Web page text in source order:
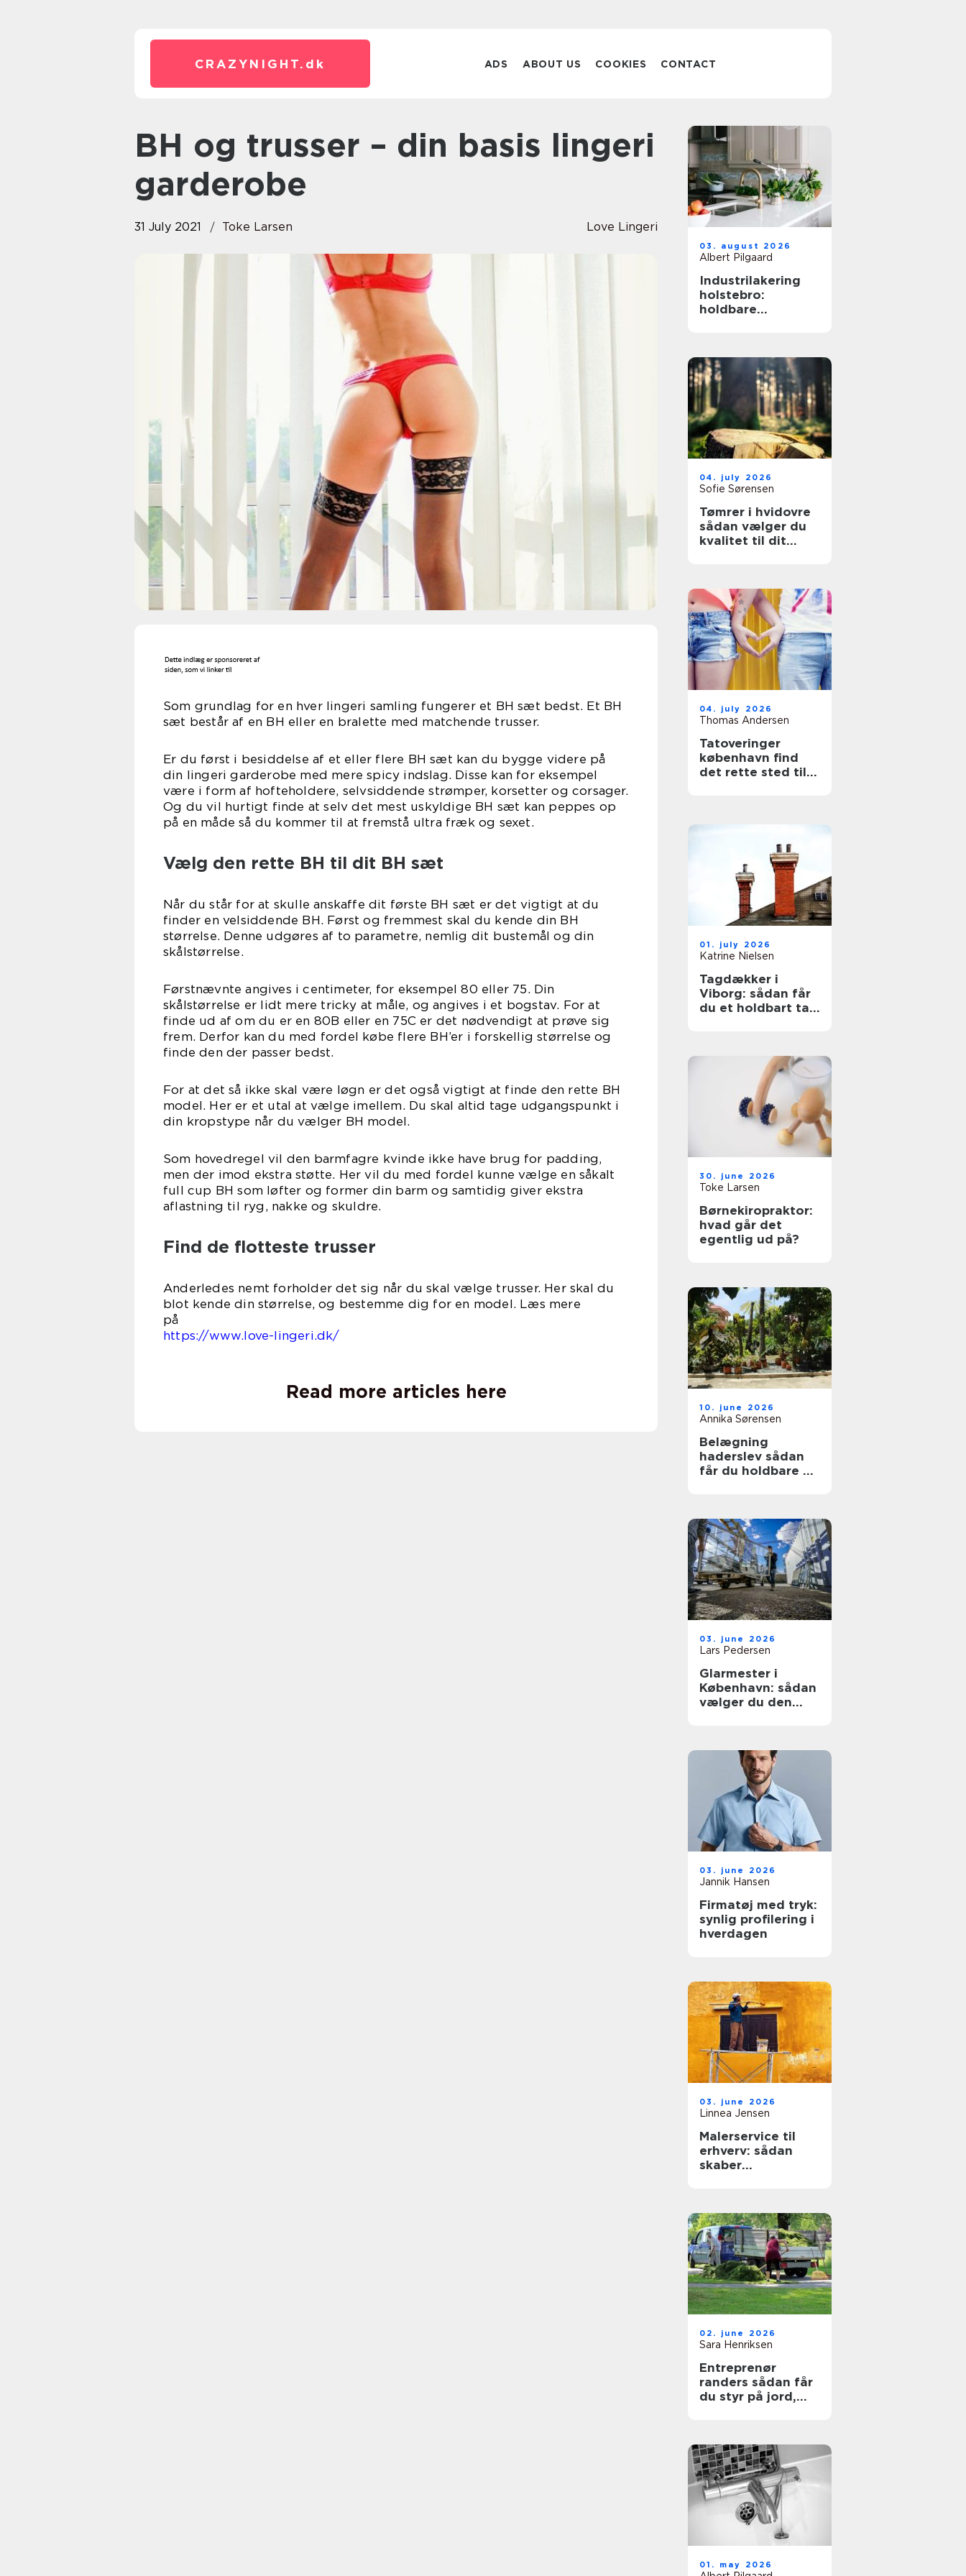
CRAZYNIGHT. dk ADS ABOUT US COOKIES CONTACT
BH og trusser – din basis lingeri
garderobe
31 July 2021 Toke Larsen Love Lingeri
Som grundlag for en hver lingeri samling fungerer et BH sæt bedst. Et BH
sæt består af en BH eller en bralette med matchende trusser.
Er du først i besiddelse af et eller flere BH sæt kan du bygge videre på
din lingeri garderobe med mere spicy indslag. Disse kan for eksempel
være i form af hofteholdere, selvsiddende strømper, korsetter og corsager.
Og du vil hurtigt finde at selv det mest uskyldige BH sæt kan peppes op
på en måde så du kommer til at fremstå ultra fræk og sexet.
Vælg den rette BH til dit BH sæt
Når du står for at skulle anskaffe dit første BH sæt er det vigtigt at du
finder en velsiddende BH. Først og fremmest skal du kende din BH
størrelse. Denne udgøres af to parametre, nemlig dit bustemål og din
skålstørrelse.
Førstnævnte angives i centimeter, for eksempel 80 eller 75. Din
skålstørrelse er lidt mere tricky at måle, og angives i et bogstav. For at
finde ud af om du er en 80B eller en 75C er det nødvendigt at prøve sig
frem. Derfor kan du med fordel købe flere BH’er i forskellig størrelse og
finde den der passer bedst.
For at det så ikke skal være løgn er det også vigtigt at finde den rette BH
model. Her er et utal at vælge imellem. Du skal altid tage udgangspunkt i
din kropstype når du vælger BH model.
Som hovedregel vil den barmfagre kvinde ikke have brug for padding,
men der imod ekstra støtte. Her vil du med fordel kunne vælge en såkalt
full cup BH som løfter og former din barm og samtidig giver ekstra
aflastning til ryg, nakke og skuldre.
Find de flotteste trusser
Anderledes nemt forholder det sig når du skal vælge trusser. Her skal du
blot kende din størrelse, og bestemme dig for en model. Læs mere
på
https://www.love-lingeri.dk/
Read more articles here
03. august 2026
Albert Pilgaard
Industrilakering
holstebro:
holdbare
04. july 2026
Sofie Sørensen
Tømrer i hvidovre
sådan vælger du
kvalitet til dit
04. july 2026
Thomas Andersen
Tatoveringer
københavn find
det rette sted til
01. july 2026
Katrine Nielsen
Tagdækker i
Viborg: sådan får
du et holdbart tag
30. june 2026
Toke Larsen
Børnekiropraktor:
hvad går det
egentlig ud på?
10. june 2026
Annika Sørensen
Belægning
haderslev sådan
får du holdbare og
03. june 2026
Lars Pedersen
Glarmester i
København: sådan
vælger du den
03. june 2026
Jannik Hansen
Firmatøj med tryk:
synlig profilering i
hverdagen
03. june 2026
Linnea Jensen
Malerservice til
erhverv: sådan
skaber
02. june 2026
Sara Henriksen
Entreprenør
randers sådan får
du styr på jord,
01. may 2026